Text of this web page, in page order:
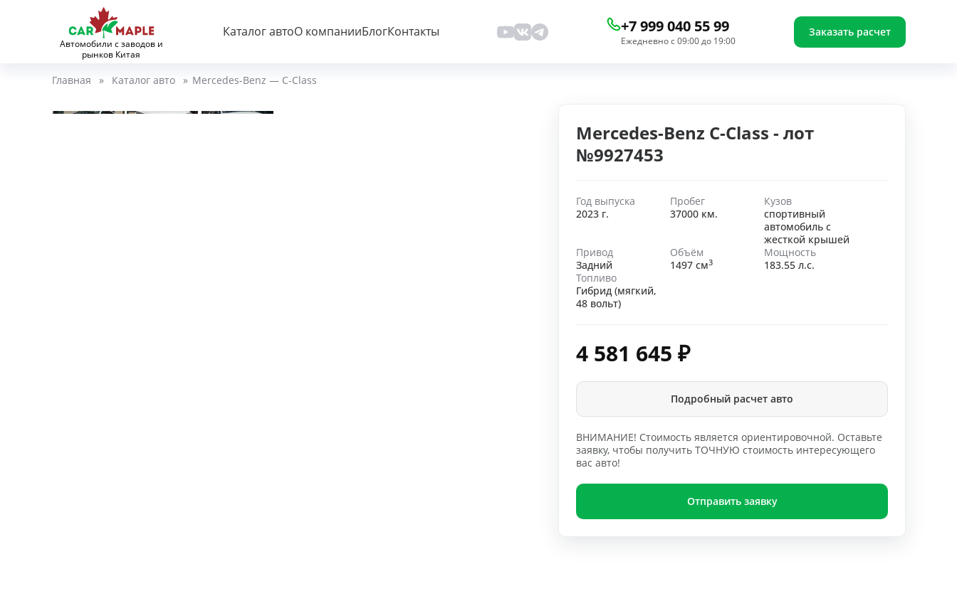
Автомобили с заводов и
рынков Китая
Каталог автоО компанииБлогКонтакты +7 999 040 55 99
Ежедневно с 09:00 до 19:00
Заказать расчет
Главная » Каталог авто » Mercedes-Benz — C-Class
Mercedes-Benz C-Class - лот
№9927453
Год выпуска
2023 г.
Пробег
37000 км.
Кузов
спортивный
автомобиль с
жесткой крышей
Привод
Задний
Объём
1497 см3
Мощность
183.55 л.с.
Топливо
Гибрид (мягкий,
48 вольт)
4 581 645 ₽
Подробный расчет авто
ВНИМАНИЕ! Стоимость является ориентировочной. Оставьте
заявку, чтобы получить ТОЧНУЮ стоимость интересующего
вас авто!
Отправить заявку